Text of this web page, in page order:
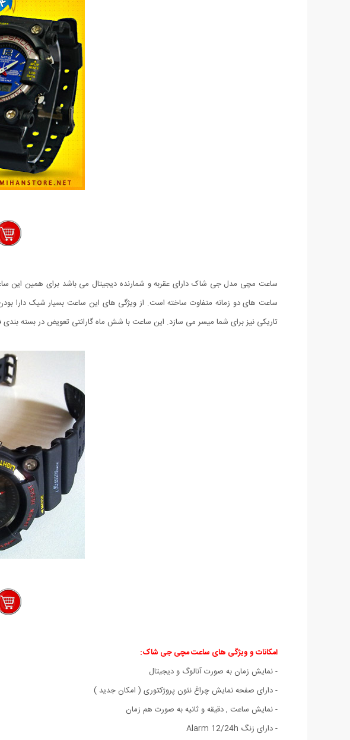
ساعت مچی مدل جی شاک دارای عقربه و شمارنده دیجیتال می باشد برای همین این
تاریکی نیز برای شما میسر می سازد. این ساعت با شش ماه گارانتی تعویض در بسته
امکانات و ویژگی های ساعت مچی جی شاک:
- نمایش زمان به صورت آنالوگ و دیجیتال
- دارای صفحه نمایش چراغ نئون پروژکتوری ( امکان جدید )
- نمایش ساعت , دقیقه و ثانیه به صورت هم زمان
- دارای زنگ Alarm 12/24h